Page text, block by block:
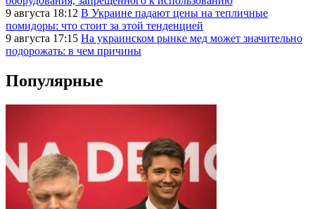
9 августа 18:12 В Украине падают цены на тепличные
помидоры: что стоит за этой тенденцией
9 августа 17:15 На украинском рынке мед может значительно
подорожать: в чем причины
Популярные